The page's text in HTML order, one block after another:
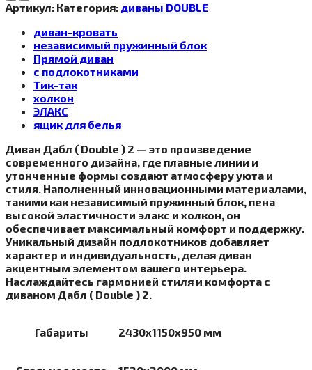
Артикул: Категория: диваны DOUBLE
диван-кровать
независимый пружинный блок
Прямой диван
с подлокотниками
Тик-так
холкон
ЭЛАКС
ящик для белья
Диван Дабл ( Double ) 2 — это произведение
современного дизайна, где плавные линии и
утонченные формы создают атмосферу уюта и
стиля. Наполненный инновационными материалами,
такими как независимый пружинный блок, пена
высокой эластичности элакс и холкон, он
обеспечивает максимальный комфорт и поддержку.
Уникальный дизайн подлокотников добавляет
характер и индивидуальность, делая диван
акцентным элементом вашего интерьера.
Наслаждайтесь гармонией стиля и комфорта с
диваном Дабл ( Double ) 2.
Габариты 2430х1150х950 мм